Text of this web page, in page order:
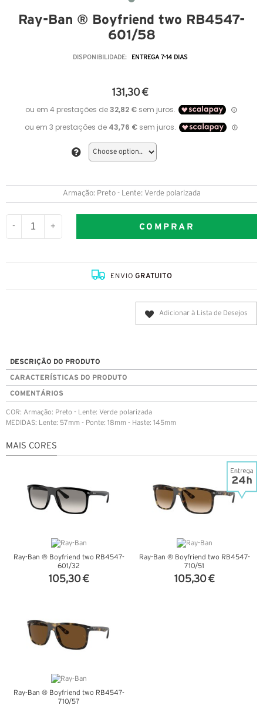
Ray-Ban ® Boyfriend two RB4547-
601/58
DISPONIBILIDADE: ENTREGA 7-14 DIAS
131,30 €
Armação: Preto - Lente: Verde polarizada
- + COMPRAR
ENVIOGRATUITO
Adicionar à Lista de Desejos
DESCRIÇÃO DO PRODUTO
CARACTERÍSTICAS DO PRODUTO
COMENTÁRIOS
COR: Armação: Preto - Lente: Verde polarizada
MEDIDAS: Lente: 57mm - Ponte: 18mm - Haste: 145mm
MAIS CORES
Ray-Ban ® Boyfriend two RB4547-
601/32
105,30 €
Ray-Ban ® Boyfriend two RB4547-
710/51
105,30 €
Ray-Ban ® Boyfriend two RB4547-
710/57